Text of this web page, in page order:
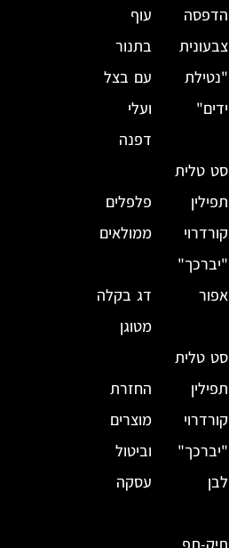
הדפסה
צבעונית
"נטילת
ידים"
סט טלית
תפילין
קורדרוי
"יברכך"
אפור
סט טלית
תפילין
קורדרוי
"יברכך"
לבן
עוף
בתנור
עם בצל
ועלי
דפנה
פלפלים
ממולאים
דג בקלה
מטוגן
החזרת
מוצרים
וביטול
עסקה